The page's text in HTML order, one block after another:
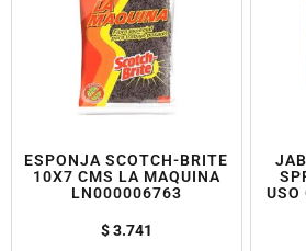
ESPONJA SCOTCH-BRITE
10X7 CMS LA MAQUINA
LN000006763
$3.741
USO